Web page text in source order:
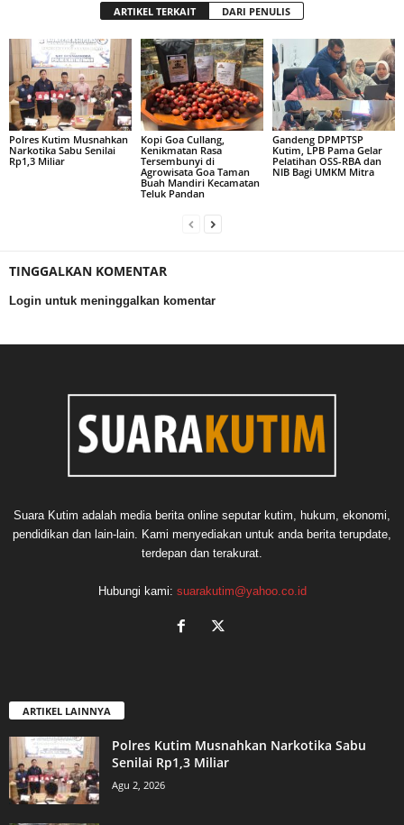
ARTIKEL TERKAIT DARI PENULIS
Polres Kutim Musnahkan
Narkotika Sabu Senilai
Rp1,3 Miliar
Kopi Goa Cullang,
Kenikmatan Rasa
Tersembunyi di
Agrowisata Goa Taman
Buah Mandiri Kecamatan
Teluk Pandan
Gandeng DPMPTSP
Kutim, LPB Pama Gelar
Pelatihan OSS-RBA dan
NIB Bagi UMKM Mitra
TINGGALKAN KOMENTAR
Login untuk meninggalkan komentar
Suara Kutim adalah media berita online seputar kutim, hukum, ekonomi,
pendidikan dan lain-lain. Kami menyediakan untuk anda berita terupdate,
terdepan dan terakurat.
Hubungi kami: suarakutim@yahoo.co.id
ARTIKEL LAINNYA
Polres Kutim Musnahkan Narkotika Sabu
Senilai Rp1,3 Miliar
Agu 2, 2026